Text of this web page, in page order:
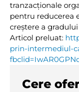
tranzacţionale
pentru reducerea
creștere a
Articol preluat:
prin-intermediul-
Cere